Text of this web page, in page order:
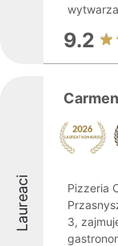
9.2
Laureaci
Pizzeria
3,